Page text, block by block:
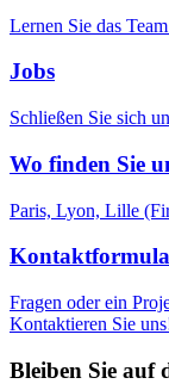
Lernen Sie das
Jobs
Schließen Sie sich
Wo finden Sie
Paris, Lyon, Lille
Fragen oder ein
Kontaktieren Sie
Bleiben Sie auf